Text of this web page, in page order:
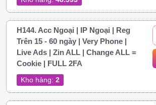
H144. Acc Ngoại | IP Ngoại | Reg
Trên 15 - 60 ngày | Very Phone |
Live Ads | Zin ALL | Change ALL =
Cookie | FULL 2FA
Kho hàng: 2